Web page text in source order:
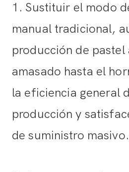
1. Sustituir el modo
manual tradicional,
producción de pastel
amasado hasta el
la eficiencia general
producción y
de suministro masivo.